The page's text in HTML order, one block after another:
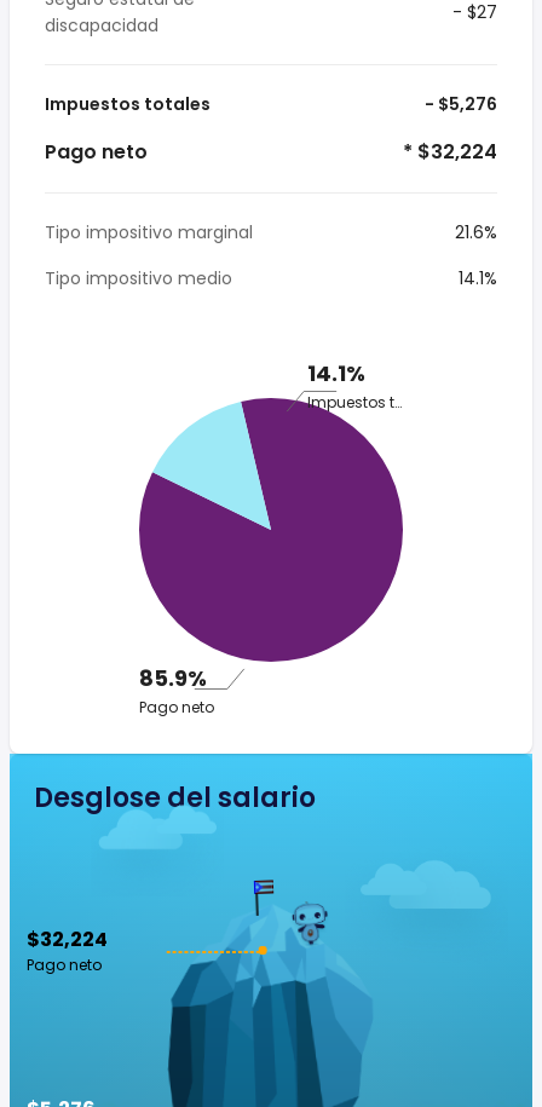
discapacidad
- $27
Impuestos totales - $5,276
Pago neto * $32,224
Tipo impositivo marginal
21.6%
Tipo impositivo medio
14.1%
14.1%
Impuestos totales
85.9%
Pago neto
Desglose del salario
$32,224
Pago neto